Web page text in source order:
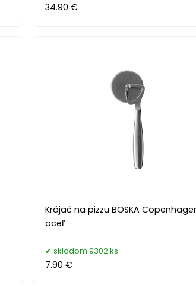
34.90 €
Krájač na pizzu BOSKA
oceľ
skladom 9302 ks
7.90 €